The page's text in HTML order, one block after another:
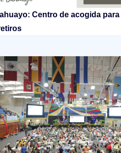
Centro de acogida